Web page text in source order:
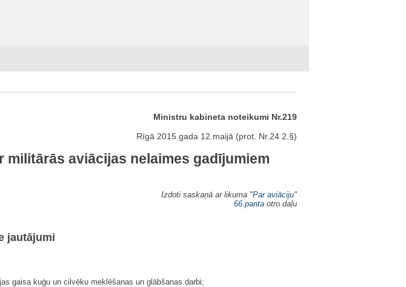
Ministru kabineta noteikumi Nr.219
Rīgā 2015.gada 12.maijā (prot. Nr.24 2.§)
aviācijas nelaimes gadījumiem
Izdoti saskaņā ar likuma "Par aviāciju"
66.panta otro daļu
jautājumi
gaisa kuģu un cilvēku meklēšanas un glābšanas darbi;